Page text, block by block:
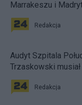
Marrakeszu i
Redakcja
Audyt Szpitala
Trzaskowski
Redakcja